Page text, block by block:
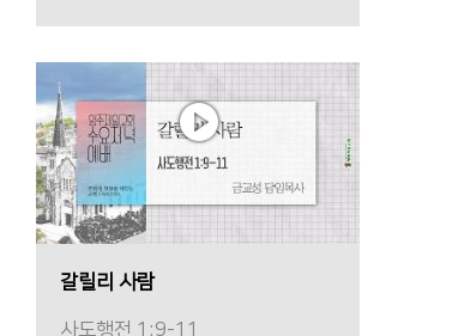
갈릴리 사람
사도행전 1:9-11